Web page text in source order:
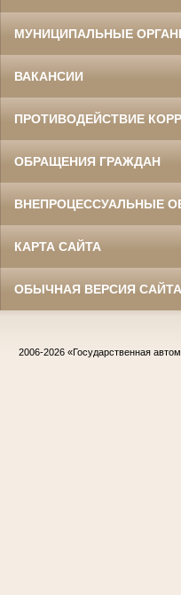
МУНИЦИПАЛЬНЫЕ
ВАКАНСИИ
ПРОТИВОДЕЙСТВИЕ
ОБРАЩЕНИЯ ГРАЖДАН
ВНЕПРОЦЕССУАЛЬНЫЕ
КАРТА САЙТА
ОБЫЧНАЯ ВЕРСИЯ САЙТА
2006-2026 «Государственная